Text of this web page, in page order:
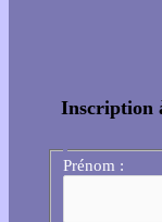
Inscription
Prénom :